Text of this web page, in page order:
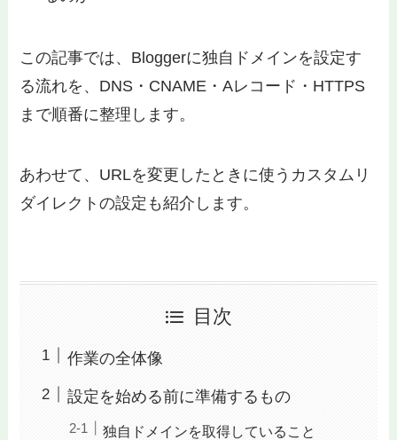
この記事では、Bloggerに独自ドメインを設定す
る流れを、DNS・CNAME・Aレコード・HTTPS
まで順番に整理します。
あわせて、URLを変更したときに使うカスタムリ
ダイレクトの設定も紹介します。
目次
作業の全体像
設定を始める前に準備するもの
独自ドメインを取得していること